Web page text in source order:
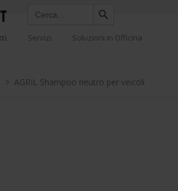
Servizi Soluzioni in Officina
> AGRIL Shampoo neutro per veicoli